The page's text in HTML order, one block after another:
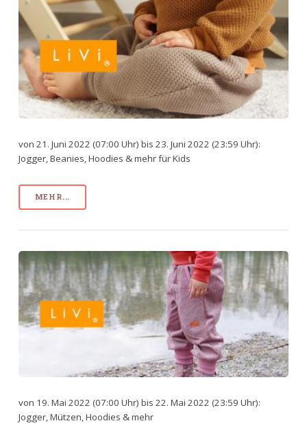
von 21. Juni 2022 (07:00 Uhr) bis 23. Juni 2022 (23:59 Uhr):
Jogger, Beanies, Hoodies & mehr für Kids
MEHR...
von 19. Mai 2022 (07:00 Uhr) bis 22. Mai 2022 (23:59 Uhr):
Jogger, Mützen, Hoodies & mehr